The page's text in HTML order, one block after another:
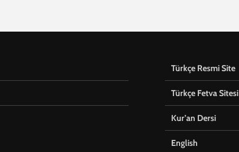
Türkçe Resmi Site
Türkçe Fetva Sitesi
Kur’an Dersi
English